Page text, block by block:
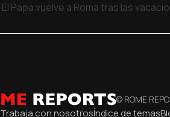
El Papa vuelve a Roma tras las
© ROME
Trabaja con nosotrosÍndice de temas